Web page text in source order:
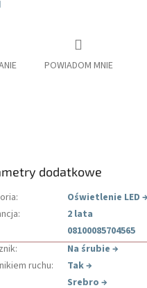
POWIADOM MNIE
dodatkowe
: Oświetlenie LED →
:
2 lata
08100085704565
: Na śrubie →
ruchu: Tak→
Srebro →